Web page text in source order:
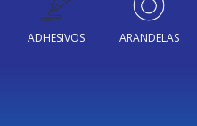
ADHESIVOS ARANDELAS